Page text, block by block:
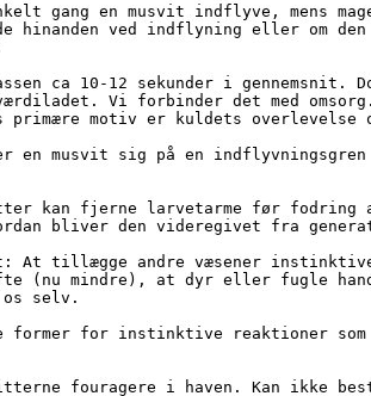
hinanden ved indflyning eller om
Vi forbinder det med
primære motiv er kuldets
bliver den videregivet fra
(nu mindre), at dyr eller fugle
os selv.